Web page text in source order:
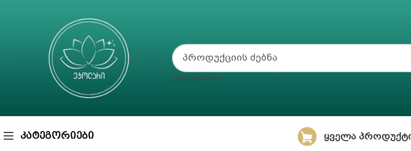
ᲙᲐᲢᲔᲒᲝᲠᲘᲐ
ᲙᲐᲢᲔᲒᲝᲠᲘᲔᲑᲘ ᲧᲕᲔᲚᲐ